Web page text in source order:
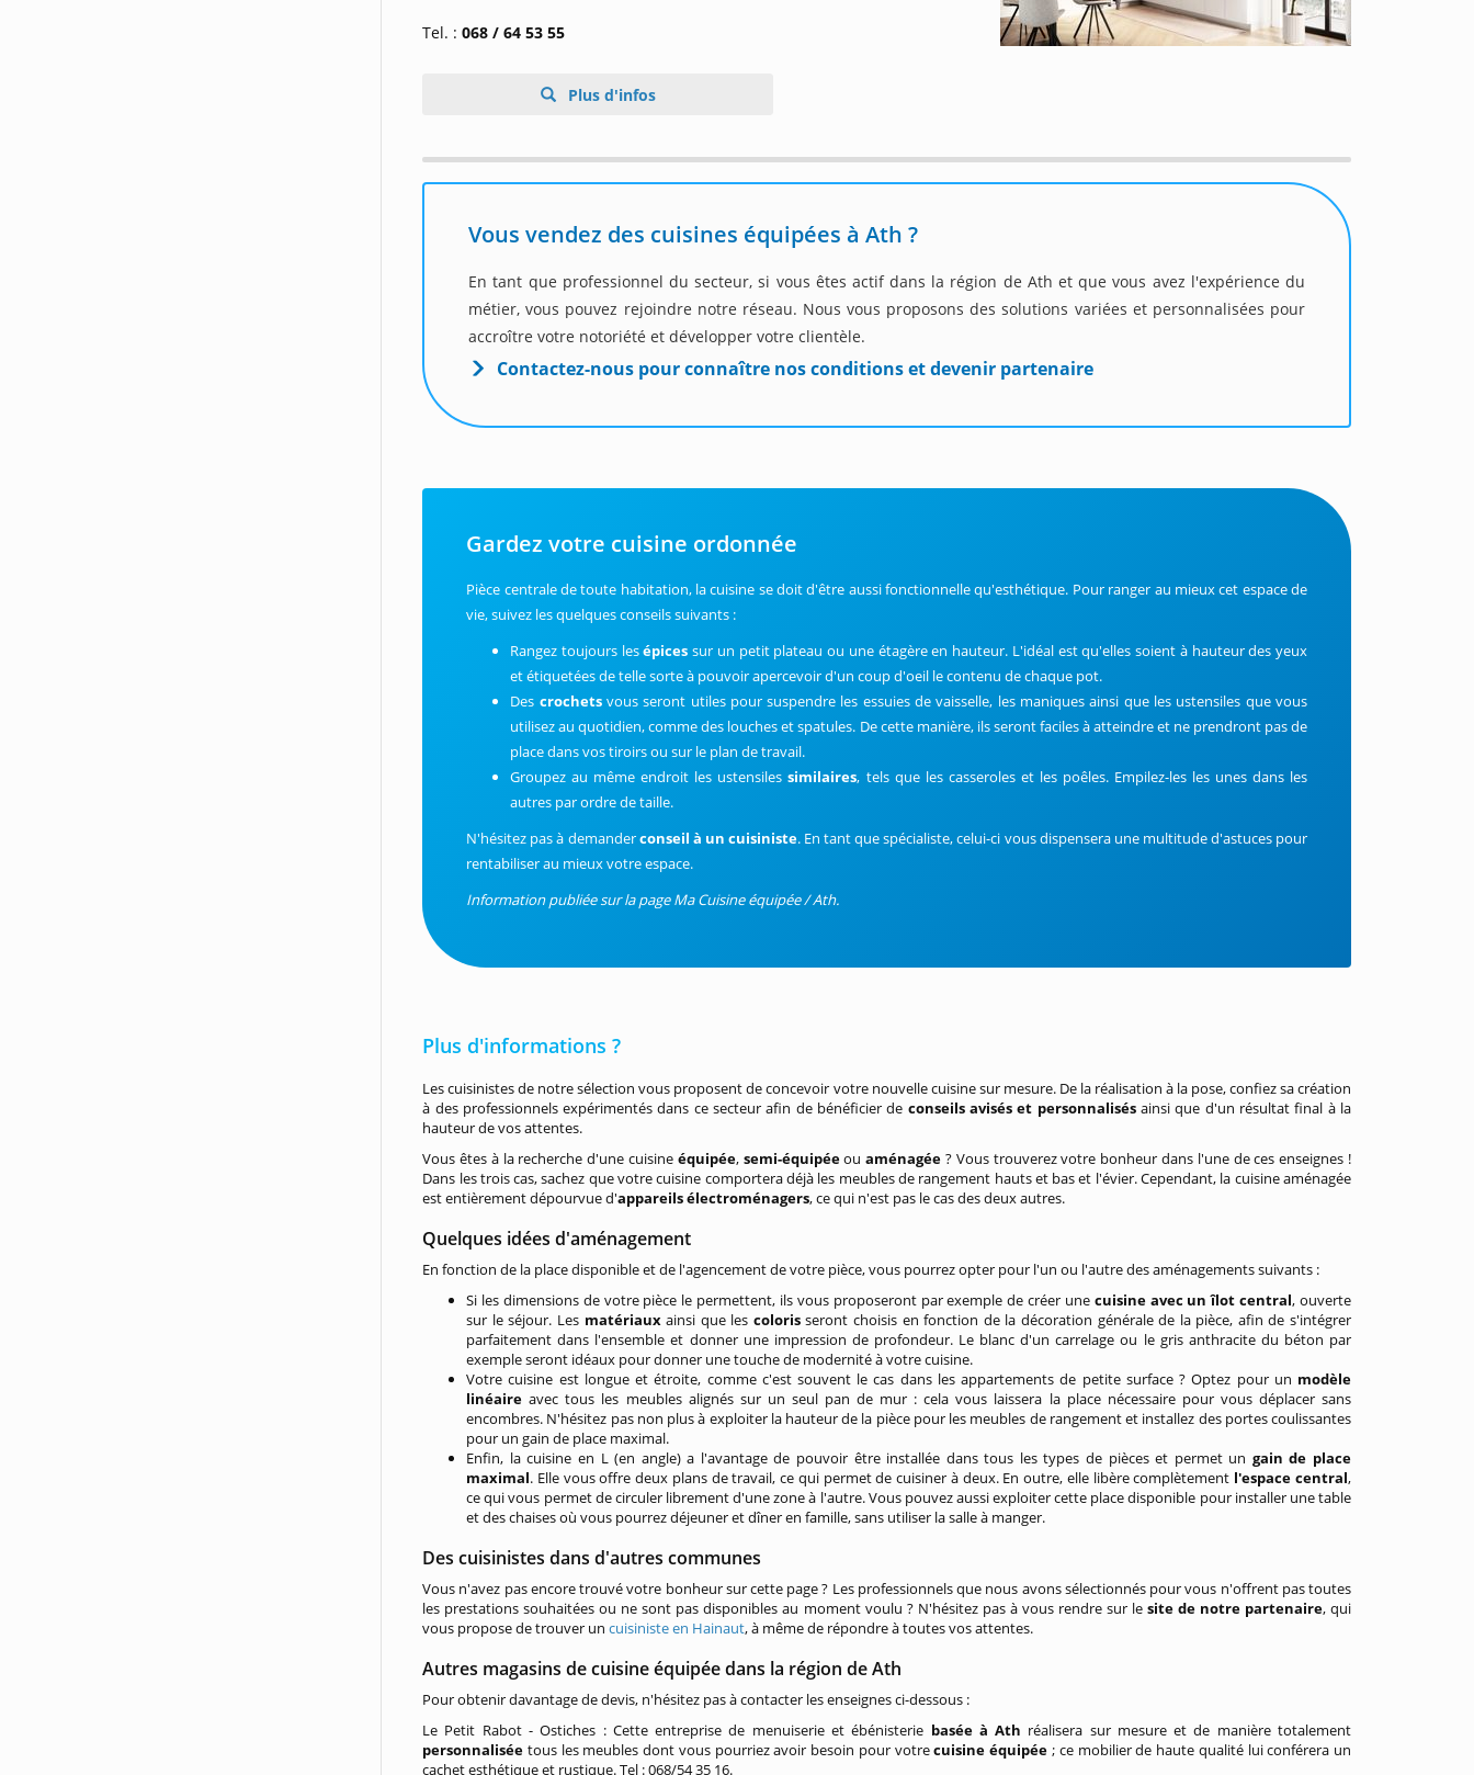
Tel. :068 / 64 53 55
Plus d'infos
Vous vendez des cuisines équipées à Ath ?
En tant que professionnel du secteur, si vous êtes actif dans la région de Ath et que vous avez l'expérience du
métier, vous pouvez rejoindre notre réseau. Nous vous proposons des solutions variées et personnalisées pour
accroître votre notoriété et développer votre clientèle.
Contactez-nous pour connaître nos conditions et devenir partenaire
Gardez votre cuisine ordonnée
Pièce centrale de toute habitation, la cuisine se doit d'être aussi fonctionnelle qu'esthétique. Pour ranger au mieux cet espace de
vie, suivez les quelques conseils suivants :
Rangez toujours lesépices sur un petit plateau ou une étagère en hauteur. L'idéal est qu'elles soient à hauteur des yeux
et étiquetées de telle sorte à pouvoir apercevoir d'un coup d'oeil le contenu de chaque pot.
Des crochets vous seront utiles pour suspendre les essuies de vaisselle, les maniques ainsi que les ustensiles que vous
utilisez au quotidien, comme des louches et spatules. De cette manière, ils seront faciles à atteindre et ne prendront pas de
place dans vos tiroirs ou sur le plan de travail.
Groupez au même endroit les ustensilessimilaires, tels que les casseroles et les poêles. Empilez-les les unes dans les
autres par ordre de taille.
N'hésitez pas à demanderconseil à un cuisiniste. En tant que spécialiste, celui-ci vous dispensera une multitude d'astuces pour
rentabiliser au mieux votre espace.
Information publiée sur la page Ma Cuisine équipée / Ath.
Plus d'informations ?
Les cuisinistes de notre sélection vous proposent de concevoir votre nouvelle cuisine sur mesure. De la réalisation à la pose, confiez sa création
à des professionnels expérimentés dans ce secteur afin de bénéficier de conseils avisés et personnalisésainsi que d'un résultat final à la
hauteur de vos attentes.
Vous êtes à la recherche d'une cuisine équipée, semi-équipéeouaménagée? Vous trouverez votre bonheur dans l'une de ces enseignes !
Dans les trois cas, sachez que votre cuisine comportera déjà les meubles de rangement hauts et bas et l'évier. Cependant, la cuisine aménagée
est entièrement dépourvue d'appareils électroménagers, ce qui n'est pas le cas des deux autres.
Quelques idées d'aménagement
En fonction de la place disponible et de l'agencement de votre pièce, vous pourrez opter pour l'un ou l'autre des aménagements suivants :
Si les dimensions de votre pièce le permettent, ils vous proposeront par exemple de créer une cuisine avec un îlot central, ouverte
sur le séjour. Les matériauxainsi que les colorisseront choisis en fonction de la décoration générale de la pièce, afin de s'intégrer
parfaitement dans l'ensemble et donner une impression de profondeur. Le blanc d'un carrelage ou le gris anthracite du béton par
exemple seront idéaux pour donner une touche de modernité à votre cuisine.
Votre cuisine est longue et étroite, comme c'est souvent le cas dans les appartements de petite surface ? Optez pour un modèle
linéaireavec tous les meubles alignés sur un seul pan de mur : cela vous laissera la place nécessaire pour vous déplacer sans
encombres. N'hésitez pas non plus à exploiter la hauteur de la pièce pour les meubles de rangement et installez des portes coulissantes
pour un gain de place maximal.
Enfin, la cuisine en L (en angle) a l'avantage de pouvoir être installée dans tous les types de pièces et permet un gain de place
maximal. Elle vous offre deux plans de travail, ce qui permet de cuisiner à deux. En outre, elle libère complètement l'espace central,
ce qui vous permet de circuler librement d'une zone à l'autre. Vous pouvez aussi exploiter cette place disponible pour installer une table
et des chaises où vous pourrez déjeuner et dîner en famille, sans utiliser la salle à manger.
Des cuisinistes dans d'autres communes
Vous n'avez pas encore trouvé votre bonheur sur cette page ? Les professionnels que nous avons sélectionnés pour vous n'offrent pas toutes
les prestations souhaitées ou ne sont pas disponibles au moment voulu ? N'hésitez pas à vous rendre sur lesite de notre partenaire, qui
vous propose de trouver uncuisiniste en Hainaut, à même de répondre à toutes vos attentes.
Autres magasins de cuisine équipée dans la région de Ath
Pour obtenir davantage de devis, n'hésitez pas à contacter les enseignes ci-dessous :
Le Petit Rabot - Ostiches : Cette entreprise de menuiserie et ébénisterie basée à Ath réalisera sur mesure et de manière totalement
personnalisée tous les meubles dont vous pourriez avoir besoin pour votrecuisine équipée ; ce mobilier de haute qualité lui conférera un
cachet esthétique et rustique. Tel : 068/54 35 16.